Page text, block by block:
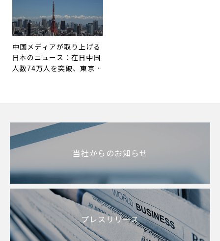
中国メディアが取り上げる
日本のニュース：在日中国
人数74万人を突破、東京が
当社からのお知らせ
プレスリリース